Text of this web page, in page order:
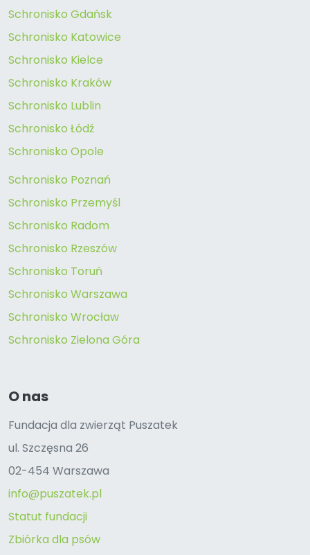
Schronisko Gdańsk
Schronisko Katowice
Schronisko Kielce
Schronisko Kraków
Schronisko Lublin
Schronisko Łódź
Schronisko Opole
Schronisko Poznań
Schronisko Przemyśl
Schronisko Radom
Schronisko Rzeszów
Schronisko Toruń
Schronisko Warszawa
Schronisko Wrocław
Schronisko Zielona Góra
O nas
Fundacja dla zwierząt Puszatek
ul. Szczęsna 26
02-454 Warszawa
info@puszatek.pl
Statut fundacji
Zbiórka dla psów